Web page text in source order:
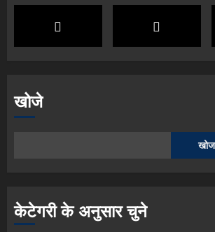
खोजे
खोज
केटेगरी के अनुसार चुने